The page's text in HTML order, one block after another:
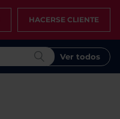
HACERSE CLIENTE
Ver todos